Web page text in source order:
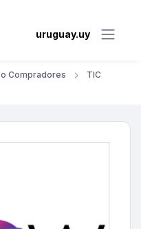
uruguay.uy
Compradores
TIC